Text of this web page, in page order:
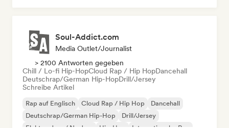
Soul-Addict.com
Media Outlet/Journalist
> 2100 Antworten gegeben
Chill / Lo-fi Hip-HopCloud Rap / Hip HopDancehall
Deutschrap/German Hip-HopDrill/Jersey
Schreibe Artikel
Rap auf Englisch Cloud Rap / Hip Hop
Dancehall
Deutschrap/German Hip-Hop
Drill/Jersey